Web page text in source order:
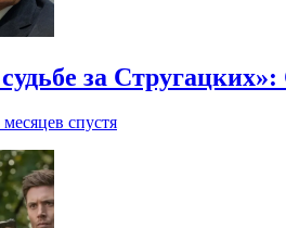
за
месяцев спустя